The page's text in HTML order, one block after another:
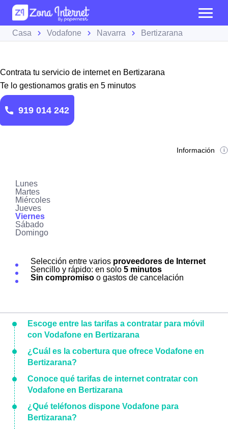
Casa Vodafone Navarra Bertizarana
Contrata tu servicio de internet en Bertizarana
Te lo gestionamos gratis en 5 minutos
919 014 242
Información
Lunes
Martes
Miércoles
Jueves
Viernes
Sábado
Domingo
Selección entre varios proveedores de Internet
Sencillo y rápido: en solo 5 minutos
Sin compromiso o gastos de cancelación
Escoge entre las tarifas a contratar para móvil
con Vodafone en Bertizarana
¿Cuál es la cobertura que ofrece Vodafone en
Bertizarana?
Conoce qué tarifas de internet contratar con
Vodafone en Bertizarana
¿Qué teléfonos dispone Vodafone para
Bertizarana?